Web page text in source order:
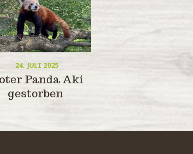
24. JULI 2025
Panda Aki
gestorben